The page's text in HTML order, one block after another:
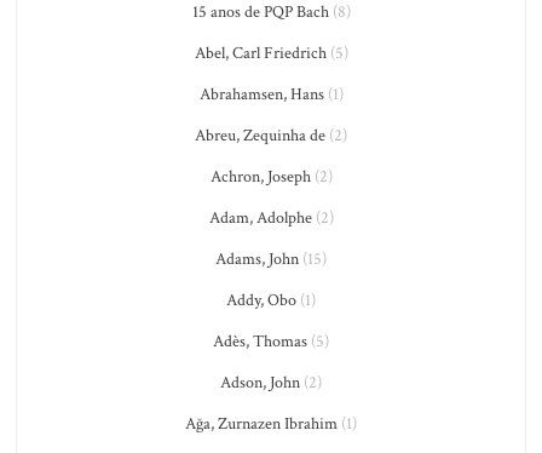
15 anos de PQP Bach(8)
Abel, Carl Friedrich(5)
Abrahamsen, Hans(1)
Abreu, Zequinha de (2)
Achron, Joseph(2)
Adam, Adolphe(2)
Adams, John (15)
Addy, Obo (1)
Adès, Thomas (5)
Adson, John (2)
Ağa, Zurnazen Ibrahim (1)